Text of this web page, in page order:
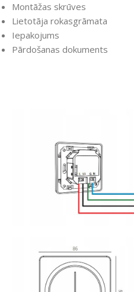
Montāžas skrūves
Lietotāja rokasgrāmata
Iepakojums
Pārdošanas dokuments